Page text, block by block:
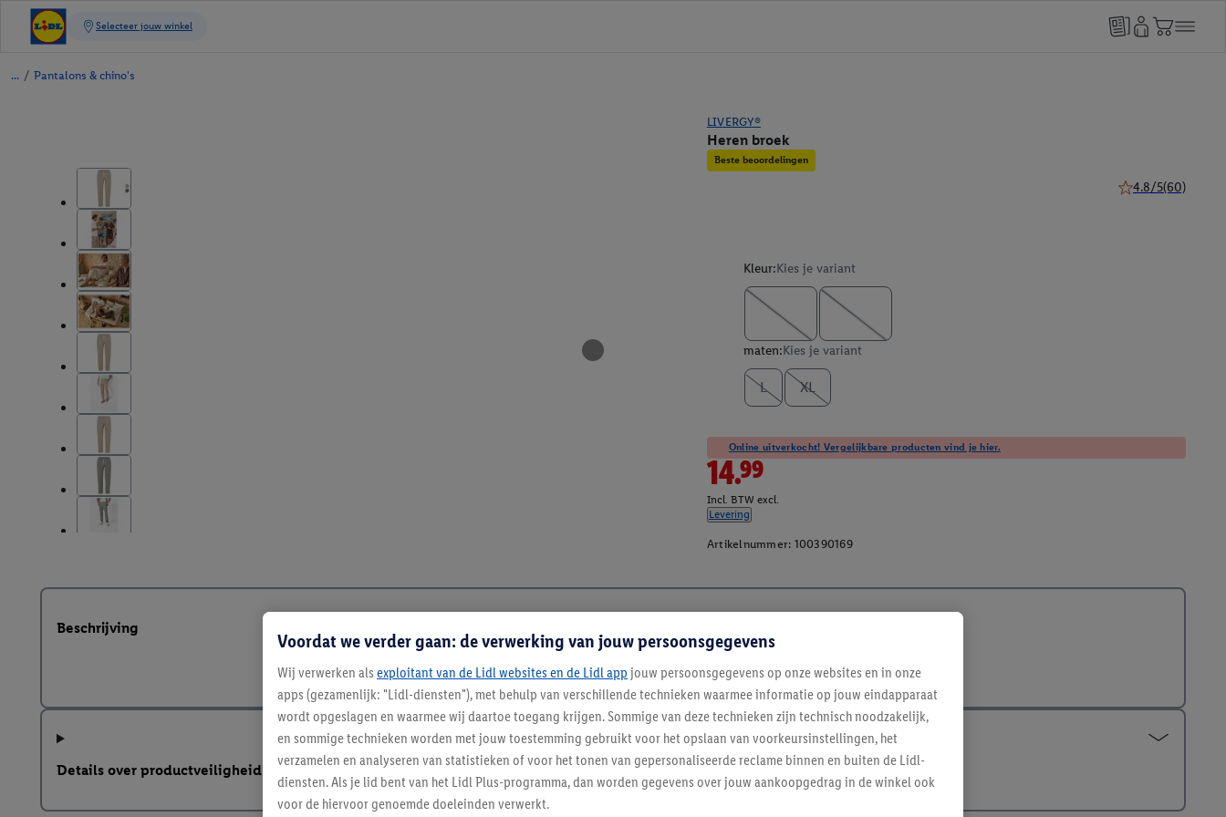
/ Pantalons & chino's
LIVERGY®
Heren broek
Beste beoordelingen
4.8/5(60)
Kleur:Kies je variant
maten:Kies je variant
L XL
Online uitverkocht! Vergelijkbare producten vind je hier.
14.99
Incl. BTW excl.
Levering
Artikelnummer: 100390169
Beschrijving
Details over productveiligheid
Voordat we verder gaan: de verwerking van jouw persoonsgegevens
Wij verwerken als exploitant van de Lidl websites en de Lidl app jouw persoonsgegevens op onze websites en in onze
apps (gezamenlijk: "Lidl-diensten"), met behulp van verschillende technieken waarmee informatie op jouw eindapparaat
wordt opgeslagen en waarmee wij daartoe toegang krijgen. Sommige van deze technieken zijn technisch noodzakelijk,
en sommige technieken worden met jouw toestemming gebruikt voor het opslaan van voorkeursinstellingen, het
verzamelen en analyseren van statistieken of voor het tonen van gepersonaliseerde reclame binnen en buiten de Lidl-
diensten. Als je lid bent van het Lidl Plus-programma, dan worden gegevens over jouw aankoopgedrag in de winkel ook
voor de hiervoor genoemde doeleinden verwerkt.